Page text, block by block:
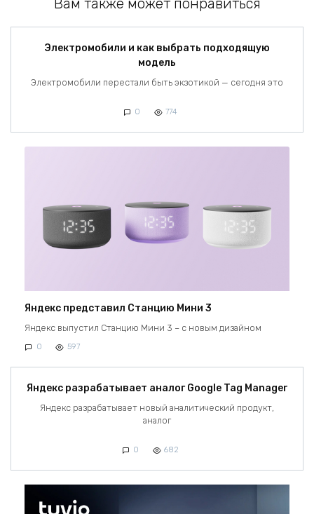
Вам также может понравиться
Электромобили и как выбрать подходящую
модель
Электромобили перестали быть экзотикой — сегодня это
0 774
Яндекс представил Станцию Мини 3
Яндекс выпустил Станцию Мини 3 – с новым дизайном
0 597
Яндекс разрабатывает аналог Google Tag Manager
Яндекс разрабатывает новый аналитический продукт,
аналог
0 682